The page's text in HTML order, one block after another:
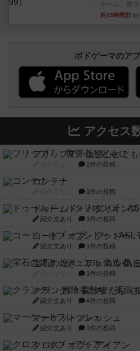
ゲーム。数字
約15時間前
ボドゲーマのア
アクセス
フリップ７：復讐心ととも
2件の投稿
コンテナ
1件の投稿
ドゥームド・バタリオン
紹介文あり 1件の投稿
コード・オブ・ブシドー
紹介文あり 1件の投稿
宝石の煌き：デュエル 偽
1件の投稿
クランク! ：冒険者たち（
紹介文あり 4件の投稿
マーケットフレッシュ
紹介文あり 1件の投稿
クロス・オブ・アイアン